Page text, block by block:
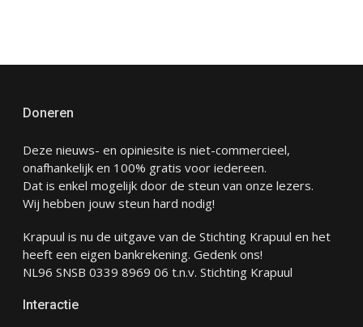
Doneren
Deze nieuws- en opiniesite is niet-commercieel,
onafhankelijk en 100% gratis voor iedereen.
Dat is enkel mogelijk door de steun van onze lezers.
Wij hebben jouw steun hard nodig!
Krapuul is nu de uitgave van de Stichting Krapuul en het
heeft een eigen bankrekening. Gedenk ons!
NL96 SNSB 0339 8969 06 t.n.v. Stichting Krapuul
Interactie